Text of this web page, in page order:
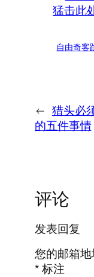
猛击此
自由奇客
← 猎头必
的五件事情
评论
发表回复
您的邮箱地
*标注